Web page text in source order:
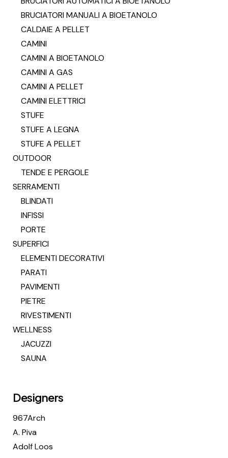
BRUCIATORI MANUALI A BIOETANOLO
CALDAIE A PELLET
CAMINI
CAMINI A BIOETANOLO
CAMINI A GAS
CAMINI A PELLET
CAMINI ELETTRICI
STUFE
STUFE A LEGNA
STUFE A PELLET
OUTDOOR
TENDE E PERGOLE
SERRAMENTI
BLINDATI
INFISSI
PORTE
SUPERFICI
ELEMENTI DECORATIVI
PARATI
PAVIMENTI
PIETRE
RIVESTIMENTI
WELLNESS
JACUZZI
SAUNA
Designers
967Arch
A. Piva
Adolf Loos